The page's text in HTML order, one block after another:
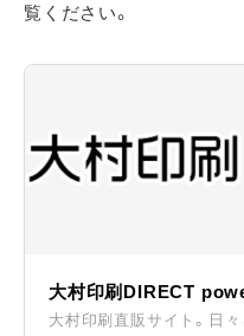
覧ください。
大村印刷DIRECT
大村印刷直販サイト。日